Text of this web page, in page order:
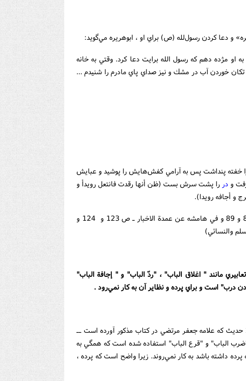
او مژده دهم که رسول الله برايت دعا کرد. وقتي به خانه
تكان خوردن آب در مشك و نيز صداي پاي مادرم را شنيدم ...
پنداشت پس به آرامي كفش‌هايش را پوشيد و عبايش
و در را پشت سرش بست (ظن أنها رقدت فانتعل رويدأ و
و أجافه رويدا).
(تاريخ المدينة لابن شبة ـ ج 1 ـ ص 88 و 89 و في هامشه عن عمدة الاخبار ـ ص 123 و 124 و
مانند " اغلاق الباب" ، "ردّ الباب" و " إجافة الباب"
درب" است و براي پرده و نظاير آن به کار نمي‌رود .
10. در احاديث متعددي ــ از جمله 21 حديث که علامه جعفر مرتضي در کتاب مذکور آورده است ــ
"ضرب الباب" و "قرع الباب" استفاده شده است که همگي به
داشته باشد به كار نمي‌روند. زيرا واضح است که پرده ،